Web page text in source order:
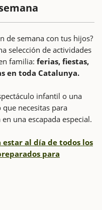
de semana con tus hijos?
selección de actividades
familia: ferias, fiestas,
en toda Catalunya.
infantil o una
necesitas para
una escapada especial.
estar al día de todos los
para